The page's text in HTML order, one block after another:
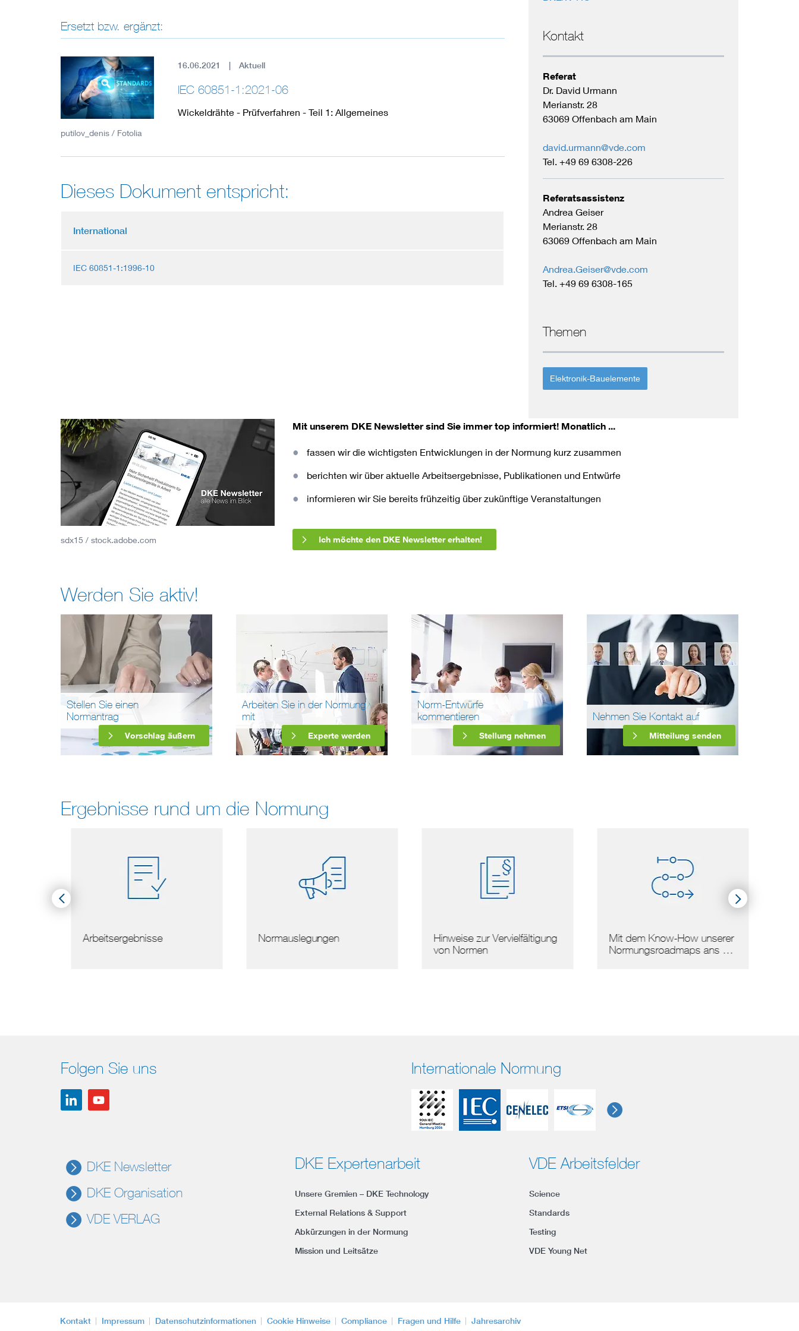
Ersetzt bzw. ergänzt:
putilov_denis / Fotolia
16.06.2021 Aktuell
IEC 60851-1:2021-06
Wickeldrähte - Prüfverfahren - Teil 1: Allgemeines
Dieses Dokument entspricht:
International
IEC 60851-1:1996-10
Kontakt
Referat
Dr. David Urmann
Merianstr. 28
63069 Offenbach am Main
david.urmann@vde.com
Tel. +49 69 6308-226
Referatsassistenz
Andrea Geiser
Merianstr. 28
63069 Offenbach am Main
Andrea.Geiser@vde.com
Tel. +49 69 6308-165
Themen
Elektronik-Bauelemente
sdx15 / stock.adobe.com
Mit unserem DKE Newsletter sind Sie immer top informiert! Monatlich ...
fassen wir die wichtigsten Entwicklungen in der Normung kurz zusammen
berichten wir über aktuelle Arbeitsergebnisse, Publikationen und Entwürfe
informieren wir Sie bereits frühzeitig über zukünftige Veranstaltungen
Ich möchte den DKE Newsletter erhalten!
Werden Sie aktiv!
Stellen Sie einen
Normantrag
Vorschlag äußern
Arbeiten Sie in der Normung
mit
Experte werden
Norm-Entwürfe
kommentieren
Stellung nehmen
Nehmen Sie Kontakt auf
Mitteilung senden
Ergebnisse rund um die Normung
Arbeitsergebnisse Normauslegungen
Hinweise zur Vervielfältigung
von Normen
Mit dem Know-How unserer
Normungsroadmaps ans …
Folgen Sie uns Internationale Normung
DKE Newsletter
DKE Organisation
VDE VERLAG
DKE Expertenarbeit
Unsere Gremien – DKE Technology
External Relations & Support
Abkürzungen in der Normung
Mission und Leitsätze
VDE Arbeitsfelder
Science
Standards
Testing
VDE Young Net
Kontakt Impressum Datenschutzinformationen Cookie Hinweise Compliance Fragen und Hilfe Jahresarchiv